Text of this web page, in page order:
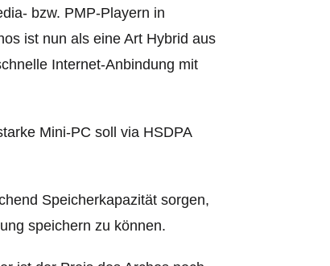
bzw. PMP-Playern in
ist nun als eine Art Hybrid aus
Internet-Anbindung mit
Mini-PC soll via HSDPA
Speicherkapazität sorgen,
speichern zu können.